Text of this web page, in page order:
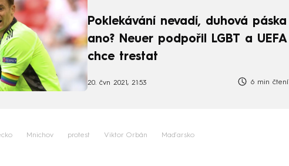
Poklekávání nevadí, duhová páska
ano? Neuer podpořil LGBT a UEFA
chce trestat
20. čvn 2021, 21:53 6 min čtení
Mnichov protest Viktor Orbán Maďarsko